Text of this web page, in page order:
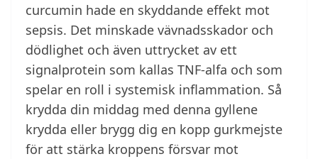
curcumin hade en skyddande effekt mot
sepsis. Det minskade vävnadsskador och
dödlighet och även uttrycket av ett
signalprotein som kallas TNF-alfa och som
spelar en roll i systemisk inflammation. Så
krydda din middag med denna gyllene
krydda eller brygg dig en kopp gurkmejste
för att stärka kroppens försvar mot